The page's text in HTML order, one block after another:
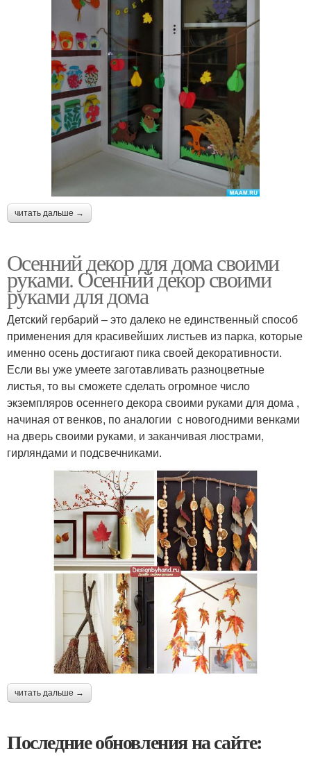
читать дальше →
Осенний декор для дома своими
руками. Осенний декор своими
руками для дома
Детский гербарий – это далеко не единственный способ
применения для красивейших листьев из парка, которые
именно осень достигают пика своей декоративности.
Если вы уже умеете заготавливать разноцветные
листья, то вы сможете сделать огромное число
экземпляров осеннего декора своими руками для дома ,
начиная от венков, по аналогии с новогодними венками
на дверь своими руками, и заканчивая люстрами,
гирляндами и подсвечниками.
читать дальше →
Последние обновления на сайте: